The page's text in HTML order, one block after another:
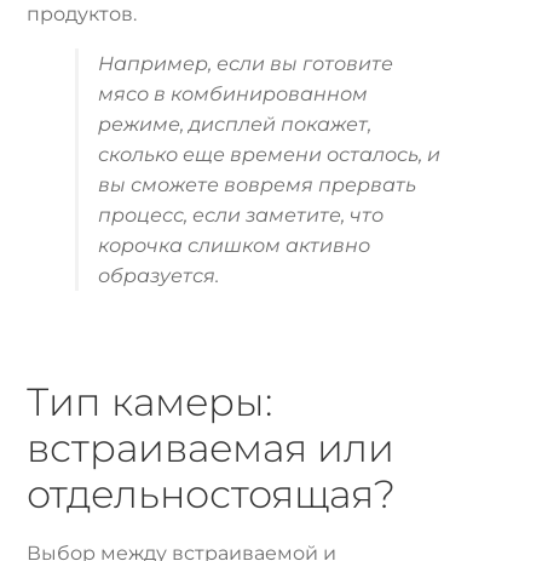
продуктов.
Например, если вы готовите
мясо в комбинированном
режиме, дисплей покажет,
сколько еще времени осталось, и
вы сможете вовремя прервать
процесс, если заметите, что
корочка слишком активно
образуется.
Тип камеры:
встраиваемая или
отдельностоящая?
Выбор между встраиваемой и